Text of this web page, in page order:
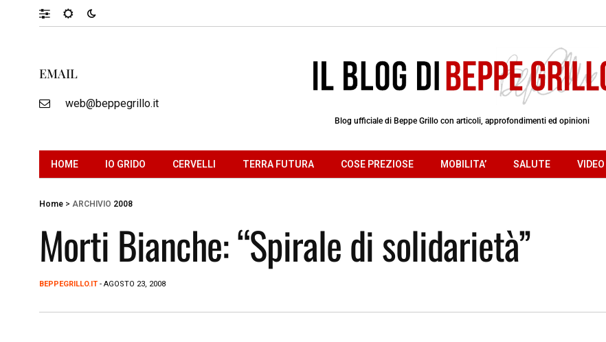
EMAIL
web@beppegrillo.it
Blog ufficiale di Beppe Grillo con articoli, approfondimenti ed opinioni
HOME IO GRIDO CERVELLI TERRA FUTURA COSE PREZIOSE MOBILITA’ SALUTE VIDEO
Home > ARCHIVIO 2008
Morti Bianche: “Spirale di solidarietà”
BEPPEGRILLO.IT - AGOSTO 23, 2008